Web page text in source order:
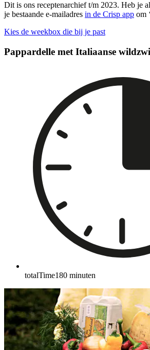
Dit is ons receptenarchief t/m 2023. Heb je
je bestaande e-mailadres in de Crisp app om
Kies de weekbox die bij je past
Pappardelle met Italiaanse
totalTime180 minuten